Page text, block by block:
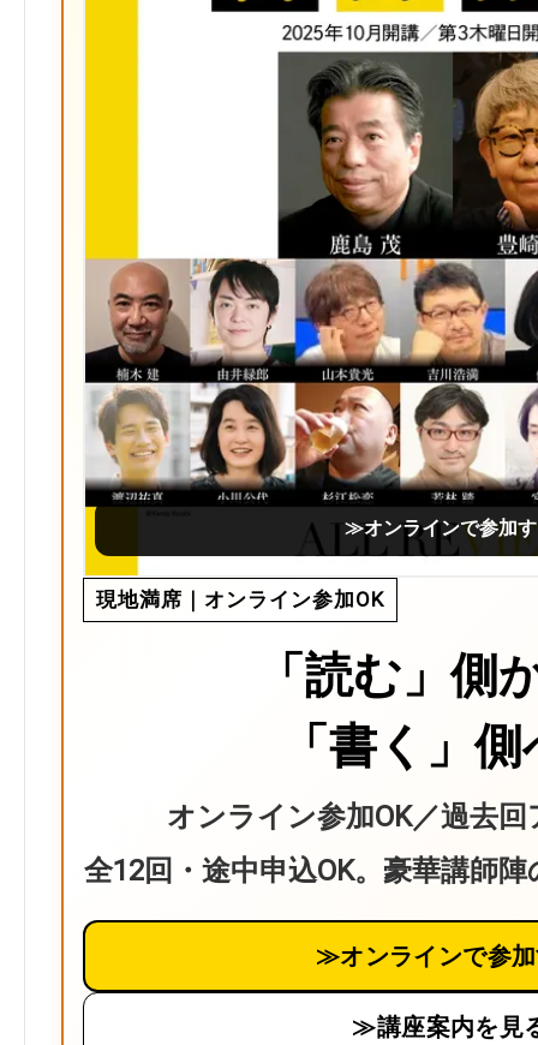
≫オンラインで参加
現地満席｜オンライン参加OK
「読む」側
「書く」
オンライン参加OK／過去
全12回・途中申込OK。豪華講師
≫オンラインで参
≫講座案内を見